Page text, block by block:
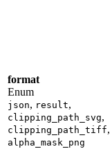
format
Enum
json, result,
clipping_path_svg,
clipping_path_tiff,
alpha_mask_png